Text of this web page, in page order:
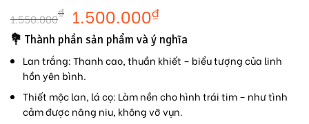
1.550.000₫ 1.500.000₫
💐 Thành phần sản phẩm và ý nghĩa
Lan trắng:Thanh cao, thuần khiết – biểu tượng của linh
hồn yên bình.
Thiết mộc lan, lá cọ: Làm nền cho hình trái tim – như tình
cảm được nâng niu, không vỡ vụn.